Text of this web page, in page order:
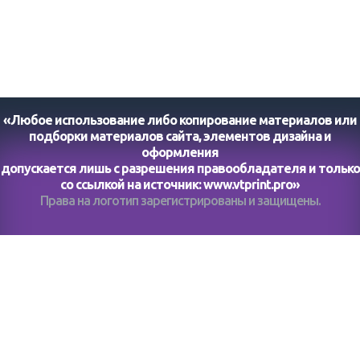
«Любое использование либо копирование материалов или
подборки материалов сайта, элементов дизайна и
оформления
допускается лишь с разрешения правообладателя и только
со ссылкой на источник:www.vtprint.pro»
Права на логотип зарегистрированы и защищены.